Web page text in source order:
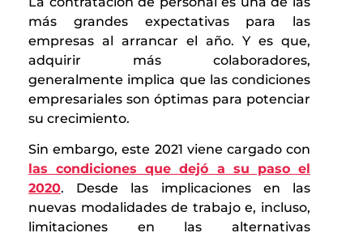
más grandes expectativas para las
empresas al arrancar el año. Y es que,
adquirir más colaboradores,
generalmente implica que las condiciones
empresariales son óptimas para potenciar
su crecimiento.
Sin embargo, este 2021 viene cargado con
las condiciones que dejó a su paso el
2020. Desde las implicaciones en las
nuevas modalidades de trabajo e, incluso,
limitaciones en las alternativas